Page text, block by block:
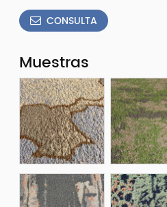
CONSULTA
Muestras